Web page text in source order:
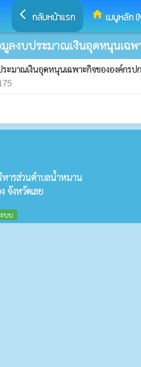
arrow_back_ios กลับหน้าแรก home เมนูหลัก
ลงบประมาณเงินอุดหนุนเฉ
ะมาณเงินอุดหนุนเฉพาะกิจขององค์กร
หารส่วนตำบลน้ำหมาน
จังหวัดเลย
บบ